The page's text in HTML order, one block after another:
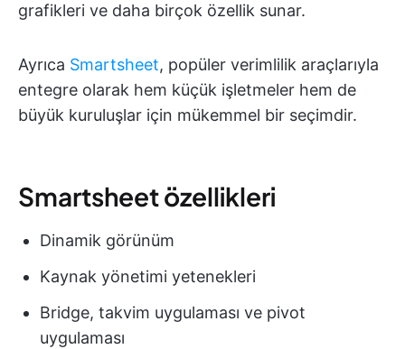
grafikleri ve daha birçok özellik sunar.
Ayrıca Smartsheet, popüler verimlilik araçlarıyla
entegre olarak hem küçük işletmeler hem de
büyük kuruluşlar için mükemmel bir seçimdir.
Smartsheet özellikleri
Dinamik görünüm
Kaynak yönetimi yetenekleri
Bridge, takvim uygulaması ve pivot
uygulaması